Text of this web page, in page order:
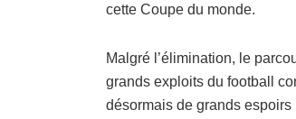
cette Coupe du monde.
Malgré l’élimination, le
grands exploits du football
désormais de grands